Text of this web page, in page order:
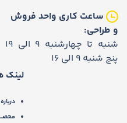
ساعت کاری واحد فروش
و طراحی:
شنبه تا چهارشنبه 9 الی 19
پنج شنبه 9 الی 16
لینک